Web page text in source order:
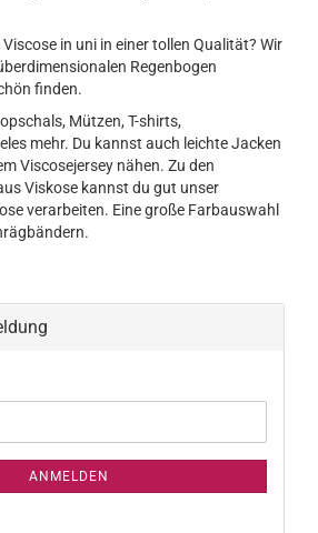
in uni in einer tollen Qualität? Wir
Regenbogen
finden.
Mützen, T-shirts,
mehr. Du kannst auch leichte Jacken
Viscosejersey nähen. Zu den
Viskose kannst du gut unser
verarbeiten. Eine große Farbauswahl
ANMELDEN